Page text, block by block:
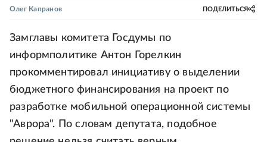
Олег Капранов ПОДЕЛИТЬСЯ
Замглавы комитета Госдумы по
информполитике Антон Горелкин
прокомментировал инициативу о выделении
бюджетного финансирования на проект по
разработке мобильной операционной системы
"Аврора". По словам депутата, подобное